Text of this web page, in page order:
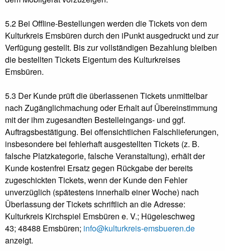
5.2 Bei Offline-Bestellungen werden die Tickets von dem
Kulturkreis Emsbüren durch den iPunkt ausgedruckt und zur
Verfügung gestellt. Bis zur vollständigen Bezahlung bleiben
die bestellten Tickets Eigentum des Kulturkreises
Emsbüren.
5.3 Der Kunde prüft die überlassenen Tickets unmittelbar
nach Zugänglichmachung oder Erhalt auf Übereinstimmung
mit der ihm zugesandten Bestelleingangs- und ggf.
Auftragsbestätigung. Bei offensichtlichen Falschlieferungen,
insbesondere bei fehlerhaft ausgestellten Tickets (z. B.
falsche Platzkategorie, falsche Veranstaltung), erhält der
Kunde kostenfrei Ersatz gegen Rückgabe der bereits
zugeschickten Tickets, wenn der Kunde den Fehler
unverzüglich (spätestens innerhalb einer Woche) nach
Überlassung der Tickets schriftlich an die Adresse:
Kulturkreis Kirchspiel Emsbüren e. V.; Hügeleschweg
43; 48488 Emsbüren; info@kulturkreis-emsbueren.de
anzeigt.